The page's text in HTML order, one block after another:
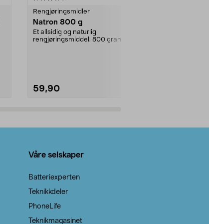
Rengjøringsmidler
Natron 800 g
Et allsidig og naturlig
rengjøringsmiddel. 800 gram
59,90
Våre selskaper
Batteriexperten
Teknikkdeler
PhoneLife
Teknikmagasinet